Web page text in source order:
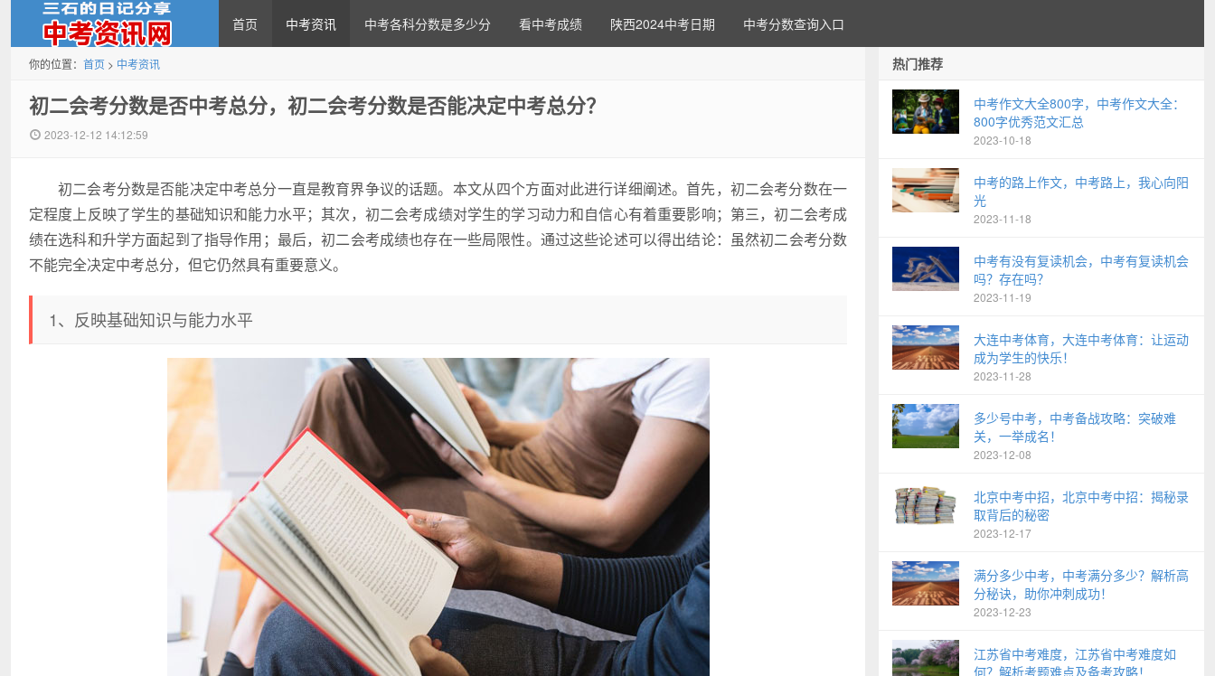
中考资讯网
首页 中考资讯 中考各科分数是多少分 看中考成绩 陕西2024中考日期 中考分数查询入口
你的位置： 首页 > 中考资讯
初二会考分数是否中考总分，初二会考分数是否能决定中考总分？
2023-12-12 14:12:59
初二会考分数是否能决定中考总分一直是教育界争议的话题。本文从四个方面对此进行详细阐述。首先，初二会考分数在一
定程度上反映了学生的基础知识和能力水平；其次，初二会考成绩对学生的学习动力和自信心有着重要影响；第三，初二会考成
绩在选科和升学方面起到了指导作用；最后，初二会考成绩也存在一些局限性。通过这些论述可以得出结论：虽然初二会考分数
不能完全决定中考总分，但它仍然具有重要意义。
1、反映基础知识与能力水平
热门推荐
中考作文大全800字，中考作文大全：
800字优秀范文汇总
2023-10-18
中考的路上作文，中考路上，我心向阳
光
2023-11-18
中考有没有复读机会，中考有复读机会
吗？存在吗？
2023-11-19
大连中考体育，大连中考体育：让运动
成为学生的快乐！
2023-11-28
多少号中考，中考备战攻略：突破难
关，一举成名！
2023-12-08
北京中考中招，北京中考中招：揭秘录
取背后的秘密
2023-12-17
满分多少中考，中考满分多少？解析高
分秘诀，助你冲刺成功！
2023-12-23
江苏省中考难度，江苏省中考难度如
何？解析考题难点及备考攻略！